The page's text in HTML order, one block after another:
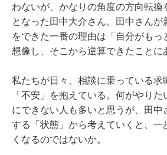
わないが、かなりの角度の方向転換
となった田中大介さん。田中さん
をできた一番の理由は「自分がもっ
想像し、そこから逆算できたことに
私たちが日々、相談に乗っている求
「不安」を抱えている。何がやり
にできない人も多いと思うが、田中
する「状態」から考えていくと、一
くなるのではないか。